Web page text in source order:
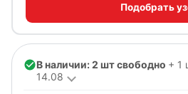
Подобрать
В наличии: 2 шт свободно + 1
14.08